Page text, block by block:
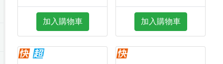
加入購物車 加入購物車